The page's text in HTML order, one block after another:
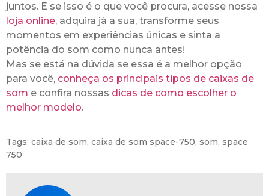
juntos. E se isso é o que você procura, acesse nossa
loja online, adquira já a sua, transforme seus
momentos em experiências únicas e sinta a
potência do som como nunca antes!
Mas se está na dúvida se essa é a melhor opção
para você, conheça os principais tipos de caixas de
som e confira nossas dicas de como escolher o
melhor modelo.
Tags: caixa de som, caixa de som space-750, som, space
750